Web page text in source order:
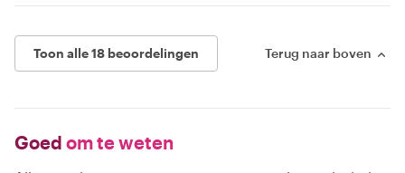
Toon alle 18 beoordelingen Terug naar boven
Goed om te weten